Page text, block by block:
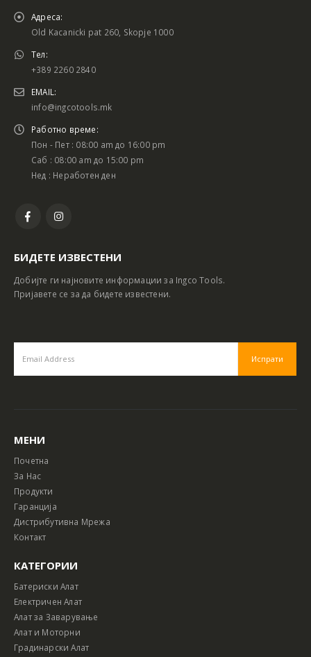
Адреса:
Old Kacanicki pat 260, Skopje 1000
Тел:
+389 2260 2840
EMAIL:
info@ingcotools.mk
Работно време:
Пон - Пет : 08:00 am до 16:00 pm
Саб : 08:00 am до 15:00 pm
Нед : Неработен ден
БИДЕТЕ ИЗВЕСТЕНИ
Добијте ги најновите информации за Ingco Tools.
Пријавете се за да бидете известени.
МЕНИ
Почетна
За Нас
Продукти
Гаранција
Дистрибутивна Мрежа
Контакт
КАТЕГОРИИ
Батериски Алат
Електричен Алат
Алат за Заварување
Алат и Моторни
Градинарски Алат